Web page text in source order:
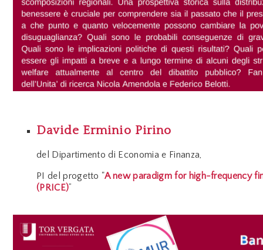
Davide Erminio Pirino
del Dipartimento di Economia e Finanza,
PI del progetto "A new paradigm for high-frequency
(PRICE)”